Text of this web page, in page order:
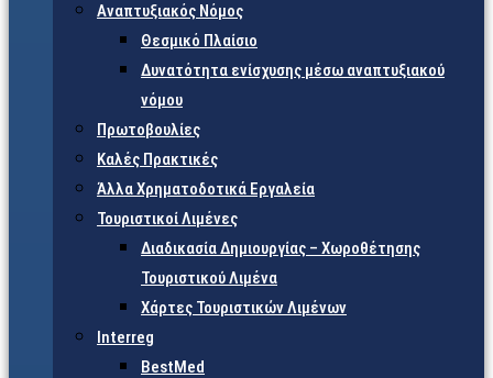
Αναπτυξιακός Νόμος
Θεσμικό Πλαίσιο
Δυνατότητα ενίσχυσης μέσω αναπτυξιακού
νόμου
Πρωτοβουλίες
Καλές Πρακτικές
Άλλα Χρηματοδοτικά Εργαλεία
Τουριστικοί Λιμένες
Διαδικασία Δημιουργίας – Χωροθέτησης
Τουριστικού Λιμένα
Χάρτες Τουριστικών Λιμένων
Interreg
BestMed